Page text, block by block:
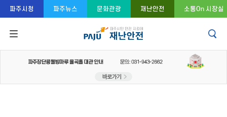
콘텐츠 바로가기
주메뉴 바로가기
푸터 바로가기
파주시청 파주뉴스 문화관광 재난안전 소통On 시장실